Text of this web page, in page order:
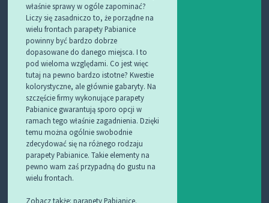
właśnie sprawy w ogóle zapominać?
Liczy się zasadniczo to, że porządne na
wielu frontach parapety Pabianice
powinny być bardzo dobrze
dopasowane do danego miejsca. I to
pod wieloma względami. Co jest więc
tutaj na pewno bardzo istotne? Kwestie
kolorystyczne, ale głównie gabaryty. Na
szczęście firmy wykonujące parapety
Pabianice gwarantują sporo opcji w
ramach tego właśnie zagadnienia. Dzięki
temu można ogólnie swobodnie
zdecydować się na różnego rodzaju
parapety Pabianice. Takie elementy na
pewno wam zaś przypadną do gustu na
wielu frontach.
Zobacz także: parapety Pabianice.